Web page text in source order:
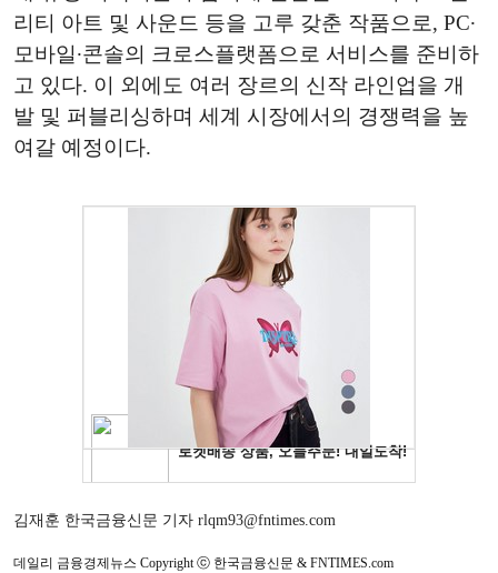
리티 아트 및 사운드 등을 고루 갖춘 작품으로, PC∙
모바일∙콘솔의 크로스플랫폼으로 서비스를 준비하
고 있다. 이 외에도 여러 장르의 신작 라인업을 개
발 및 퍼블리싱하며 세계 시장에서의 경쟁력을 높
여갈 예정이다.
김재훈 한국금융신문 기자 rlqm93@fntimes.com
데일리 금융경제뉴스 Copyright ⓒ 한국금융신문 & FNTIMES.com